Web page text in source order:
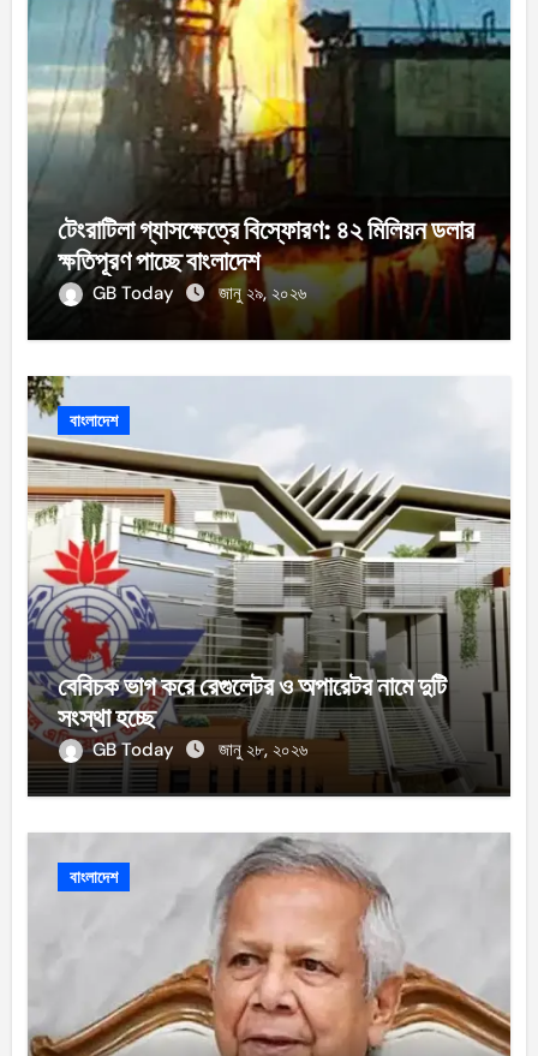
টেংরাটিলা গ্যাসক্ষেত্রে বিস্ফোরণ: ৪২ মিলিয়ন ডলার
ক্ষতিপূরণ পাচ্ছে বাংলাদেশ
GB Today জানু ২৯, ২০২৬
বাংলাদেশ
বেবিচক ভাগ করে রেগুলেটর ও অপারেটর নামে দুটি
সংস্থা হচ্ছে
GB Today জানু ২৮, ২০২৬
বাংলাদেশ